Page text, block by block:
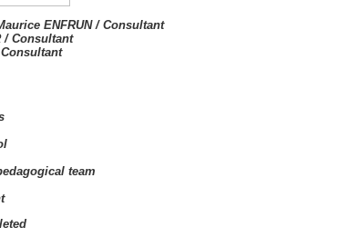
ENFRUN / Consultant
/ Consultant
team